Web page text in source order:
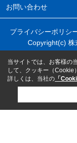
お問い合わせ
プライバシーポリシ
Copyright(c) 株
当サイトでは、お客様の
して、クッキー（Cookie
詳しくは、当社の 「